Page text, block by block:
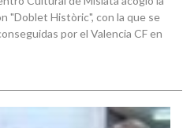
"Doblet Històric", con la que se
por el Valencia CF en